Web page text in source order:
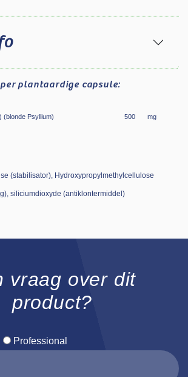
per plantaardige capsule:
(blonde Psyllium) 500 mg
(stabilisator), Hydroxypropylmethylcellulose
siliciumdioxyde (antiklontermiddel)
vraag over dit
product?
Professional